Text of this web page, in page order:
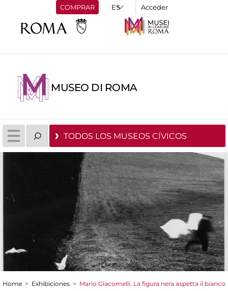
COMPRAR Acceder
MUSEO DI ROMA
TODOS LOS MUSEOS CÍVICOS
Home > Exhibiciones > Mario Giacomelli. La figura nera aspetta il bianco